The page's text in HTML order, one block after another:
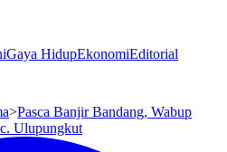
Gaya HidupEkonomiEditorial
>Pasca Banjir Bandang, Wabup
Ulupungkut